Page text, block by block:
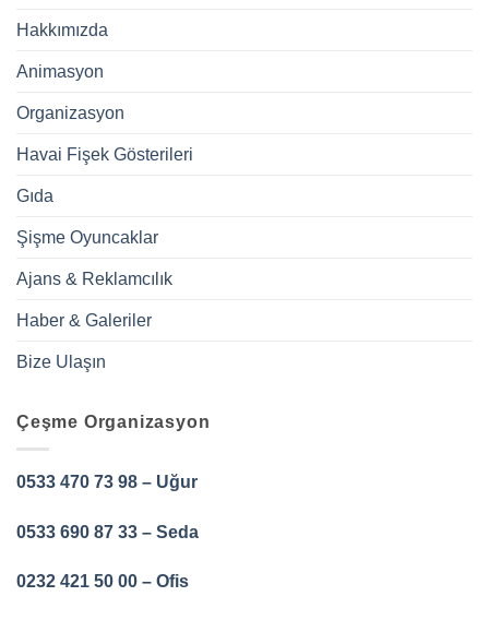
Hakkımızda
Animasyon
Organizasyon
Havai Fişek Gösterileri
Gıda
Şişme Oyuncaklar
Ajans & Reklamcılık
Haber & Galeriler
Bize Ulaşın
Çeşme Organizasyon
0533 470 73 98 – Uğur
0533 690 87 33 – Seda
0232 421 50 00 – Ofis